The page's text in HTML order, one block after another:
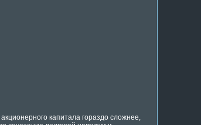
капитала гораздо сложнее,